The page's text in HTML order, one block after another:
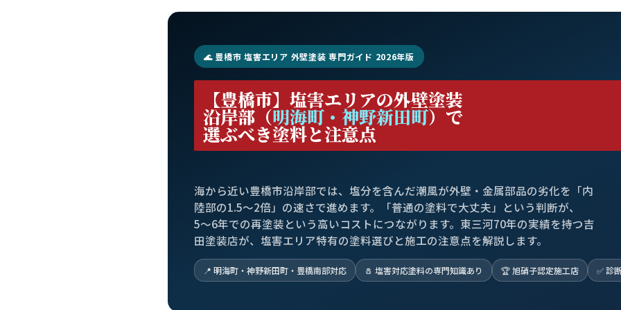
🌊 豊橋市 塩害エリア 外壁塗装 専門ガイド 2026年版
【豊橋市】塩害エリアの外壁塗装
沿岸部（明海町・神野新田町）で
選ぶべき塗料と注意点
海から近い豊橋市沿岸部では、塩分を含んだ潮風が外壁・金属部品の劣化を「内
陸部の1.5〜2倍」の速さで進めます。「普通の塗料で大丈夫」という判断が、
5〜6年での再塗装という高いコストにつながります。東三河70年の実績を持つ吉
田塗装店が、塩害エリア特有の塗料選びと施工の注意点を解説します。
📍 明海町・神野新田町・豊橋南部対応 🧂 塩害対応塗料の専門知識あり 🏆 旭硝子認定施工店 ✅ 診